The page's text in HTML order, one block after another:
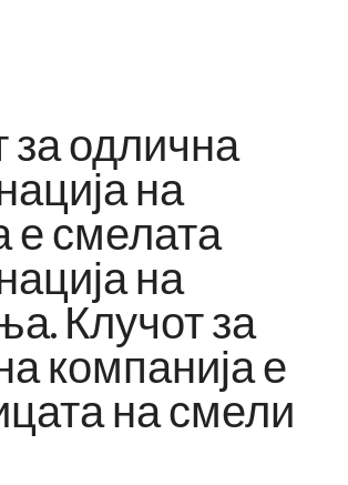
за одлична
на
е смелата
на
Клучот за
компанија е
на смели